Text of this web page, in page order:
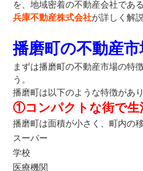
を、地域密着の不動産会社である
兵庫不動産株式会社が詳しく解
播磨町の不動産
まずは播磨町の不動産市場の特
う。
播磨町は以下のような特徴があり
①コンパクトな街で生
播磨町は面積が小さく、町内の
スーパー
学校
医療機関